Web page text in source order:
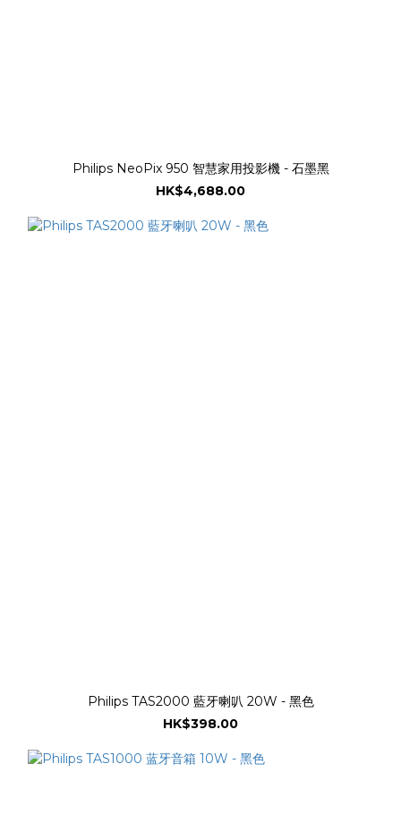
Philips NeoPix 950 智慧家用投影機 - 石墨黑
HK$4,688.00
Philips TAS2000 藍牙喇叭 20W - 黑色
HK$398.00